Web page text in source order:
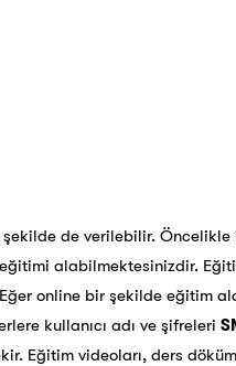
şekilde de verilebilir.
alabilmektesinizdir.
online bir şekilde eğitim
kullanıcı adı ve şifreleri
Eğitim videoları, ders